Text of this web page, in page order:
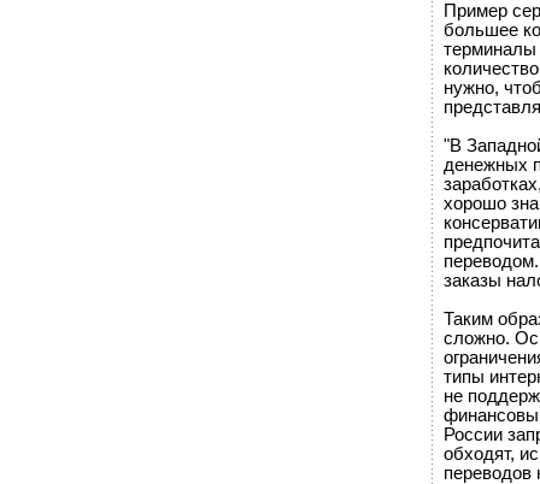
Пример
большее
терминалы
нужно,
"В
денежных
хорошо
заказы
Таким
сложно.
типы
не
России
обходят,
переводов